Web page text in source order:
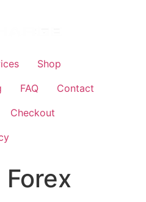
Shop
FAQ
Contact
Checkout
Forex